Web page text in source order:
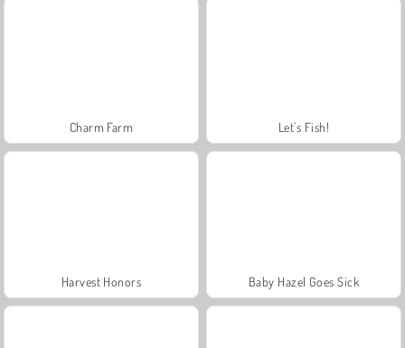
Charm Farm Let's Fish!
Harvest Honors Baby Hazel Goes Sick